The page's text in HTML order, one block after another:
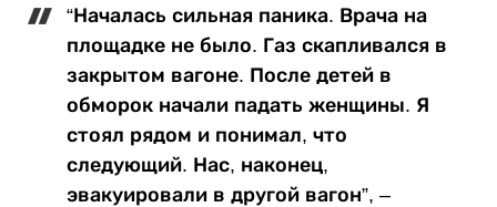
“Началась сильная паника. Врача на
площадке не было. Газ скапливался в
закрытом вагоне. После детей в
обморок начали падать женщины. Я
стоял рядом и понимал, что
следующий. Нас, наконец,
эвакуировали в другой вагон”, –